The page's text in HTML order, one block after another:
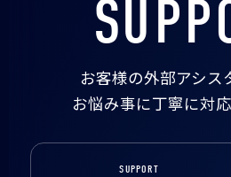
お客様の外部アシス
お悩み事に丁寧に対応
SUPPORT